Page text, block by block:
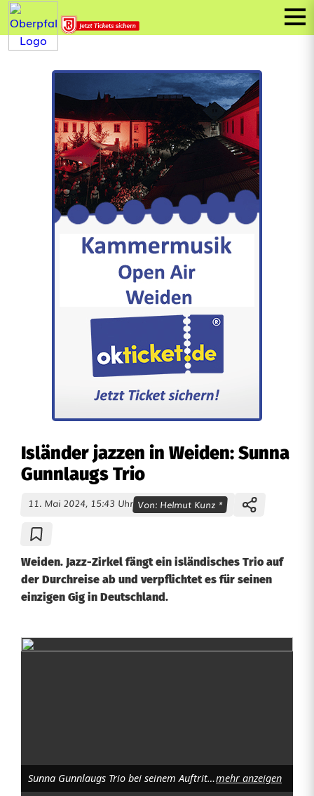
Isländer jazzen in Weiden: Sunna
Gunnlaugs Trio
11. Mai 2024, 15:43 Uhr Von: Helmut Kunz *
Weiden. Jazz-Zirkel fängt ein isländisches Trio auf
der Durchreise ab und verpflichtet es für seinen
einzigen Gig in Deutschland.
I
d
Sunna Gunnlaugs Trio bei seinem Auftritt beim Jazz-Zirkel. Foto: Helmut Kunzmehr anzeigen